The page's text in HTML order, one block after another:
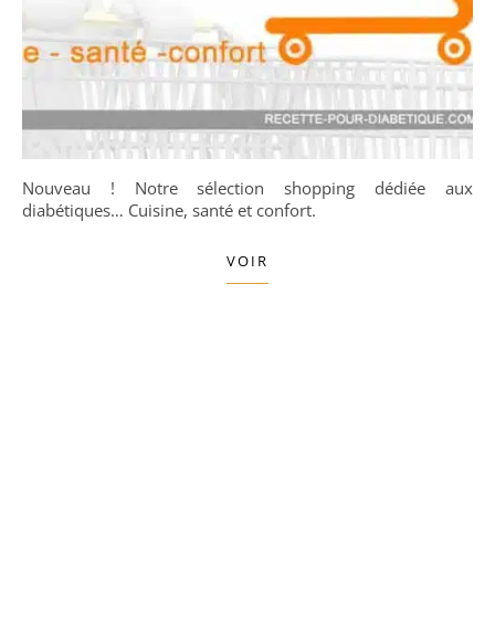
Nouveau ! Notre sélection shopping dédiée aux
diabétiques… Cuisine, santé et confort.
VOIR